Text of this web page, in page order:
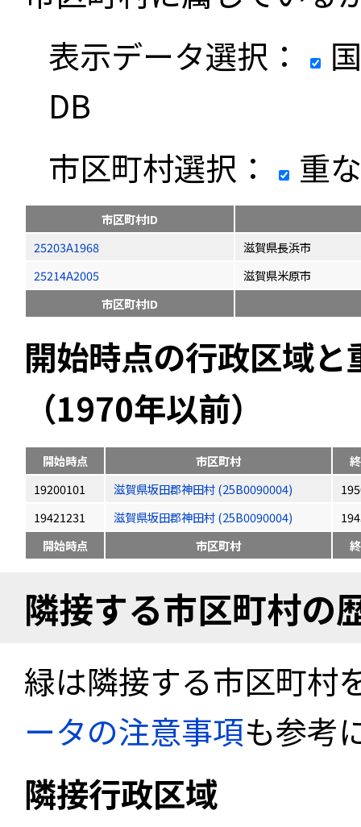
表示データ選択：
DB
市区町村選択：
重
市区町村ID
25203A1968
滋賀県長浜市
25214A2005
滋賀県米原市
市区町村ID
開始時点の行政区域
（1970年以前）
開始時点 市区町村
19200101
滋賀県坂田郡神田村 (25B0090004)
19421231
滋賀県坂田郡神田村 (25B0090004)
開始時点
市区町村
隣接する市区町村の
緑は隣接する市区町村
ータの注意事項も参考
隣接行政区域